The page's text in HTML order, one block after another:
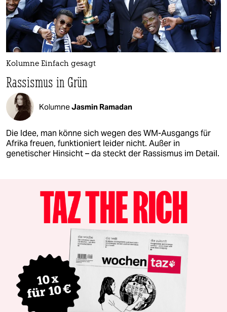
Kolumne Einfach gesagt
Rassismus in Grün
KolumneJasmin Ramadan
Die Idee, man könne sich wegen des WM-Ausgangs für
Afrika freuen, funktioniert leider nicht. Außer in
genetischer Hinsicht – da steckt der Rassismus im Detail.